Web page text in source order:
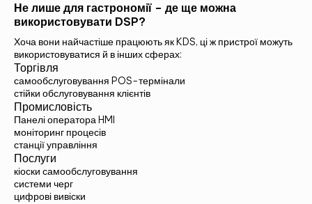
Не лише для гастрономії – де ще можна
використовувати DSP?
Хоча вони найчастіше працюють як KDS, ці ж пристрої можуть
використовуватися й в інших сферах:
Торгівля
самообслуговування POS-термінали
стійки обслуговування клієнтів
Промисловість
Панелі оператора HMI
моніторинг процесів
станції управління
Послуги
кіоски самообслуговування
системи черг
цифрові вивіски